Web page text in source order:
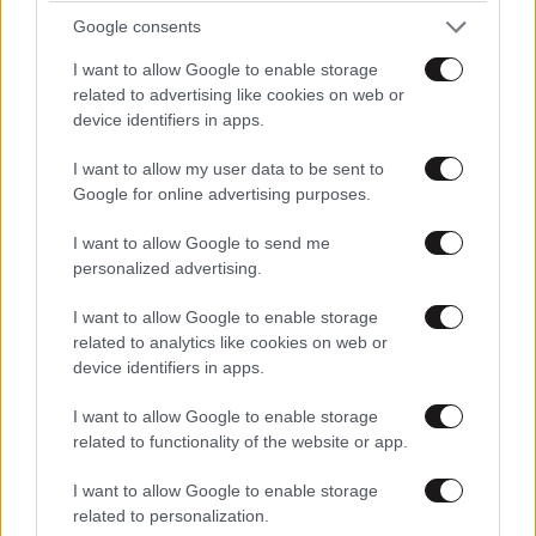
Google consents
I want to allow Google to enable storage
related to advertising like cookies on web or
device identifiers in apps.
I want to allow my user data to be sent to
Google for online advertising purposes.
I want to allow Google to send me
personalized advertising.
I want to allow Google to enable storage
related to analytics like cookies on web or
device identifiers in apps.
I want to allow Google to enable storage
related to functionality of the website or app.
I want to allow Google to enable storage
related to personalization.
Εχει μαθει καλα το παραμύθι του ειναι
δασκαλεμένος καλά από το αφεντικό του!!!!!
Απαντήστε
Μας έπαιξε ελληνάρα μου Μηπως θα
έπρεπε να σε απασχολεί οτι χάσαμε από το
1ο ΛΕΠΤΟ????? ΚΑΙ ΟΧΙ Η ΚΑΤΑΓΩΓΗ ΤΟΥ
ΑΛΛΟΥ????? ελληνάρας του ΚΑΝΑΠΕΟΣ
Απαντήστε